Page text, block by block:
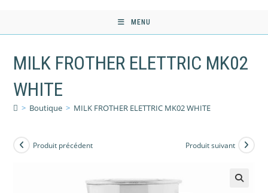
MENU
MILK FROTHER ELETTRIC MK02
WHITE
> Boutique > MILK FROTHER ELETTRIC MK02 WHITE
Produit précédent Produit suivant